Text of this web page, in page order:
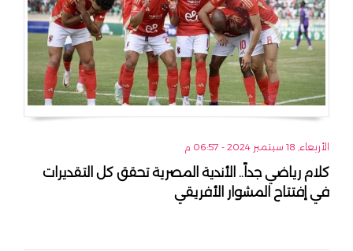
الأربعاء, 18 سبتمبر 2024 - 06:57 م
كلام رياضي جداً.. الأندية المصرية تحقق كل التقديرات
في إفتتاح المشوار الأفريقي